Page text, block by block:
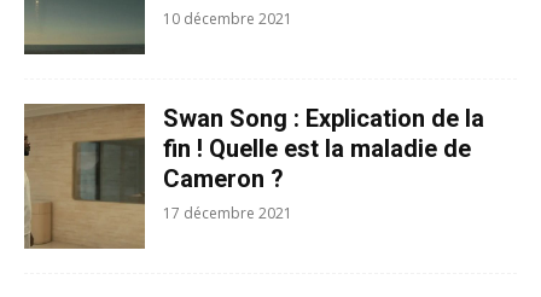
10 décembre 2021
Swan Song : Explication de la
fin ! Quelle est la maladie de
Cameron ?
17 décembre 2021